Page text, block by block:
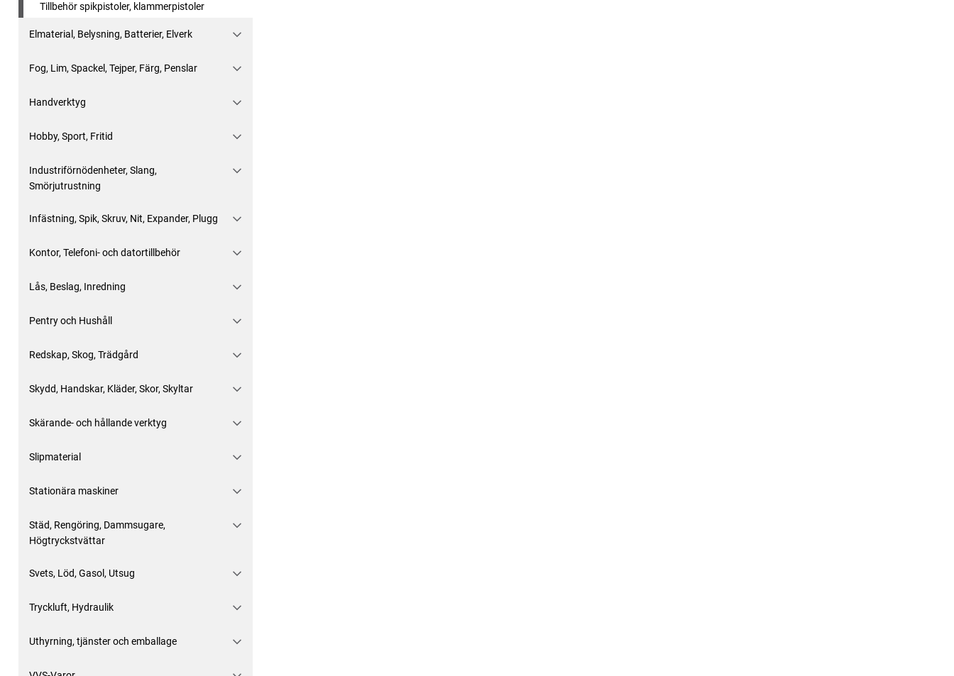
Tillbehör spikpistoler, klammerpistoler
Elmaterial, Belysning, Batterier, Elverk
Fog, Lim, Spackel, Tejper, Färg, Penslar
Handverktyg
Hobby, Sport, Fritid
Industriförnödenheter, Slang,
Smörjutrustning
Infästning, Spik, Skruv, Nit, Expander, Plugg
Kontor, Telefoni- och datortillbehör
Lås, Beslag, Inredning
Pentry och Hushåll
Redskap, Skog, Trädgård
Skydd, Handskar, Kläder, Skor, Skyltar
Skärande- och hållande verktyg
Slipmaterial
Stationära maskiner
Städ, Rengöring, Dammsugare,
Högtryckstvättar
Svets, Löd, Gasol, Utsug
Tryckluft, Hydraulik
Uthyrning, tjänster och emballage